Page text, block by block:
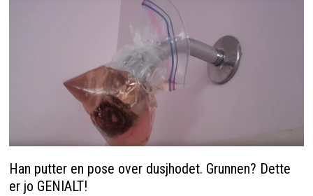
Han putter en pose over dusjhodet. Grunnen? Dette
er jo GENIALT!